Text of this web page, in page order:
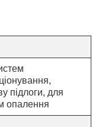
підлоги, для
опалення